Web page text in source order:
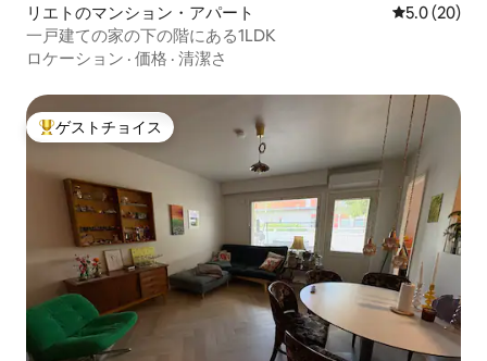
リエトのマンション・アパート レビュー20
5.0 (20)
一戸建ての家の下の階にある1LDK
ロケーション · 価格 · 清潔さ
大好評のゲストチョイスです。
ゲストチョイス